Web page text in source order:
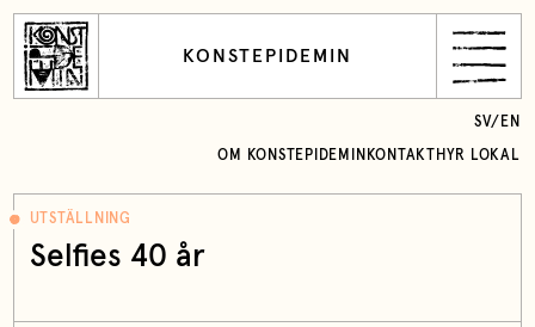
KONSTEPIDEMIN
OM KONSTEPIDEMIN KONTAKT HYR LOKAL
SV/ EN
UTSTÄLLNING
Selfies 40 år